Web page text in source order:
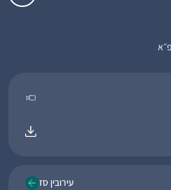
עירובין סז